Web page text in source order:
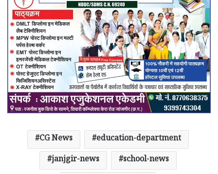
CG News
education-department
janjgir-news
school-news